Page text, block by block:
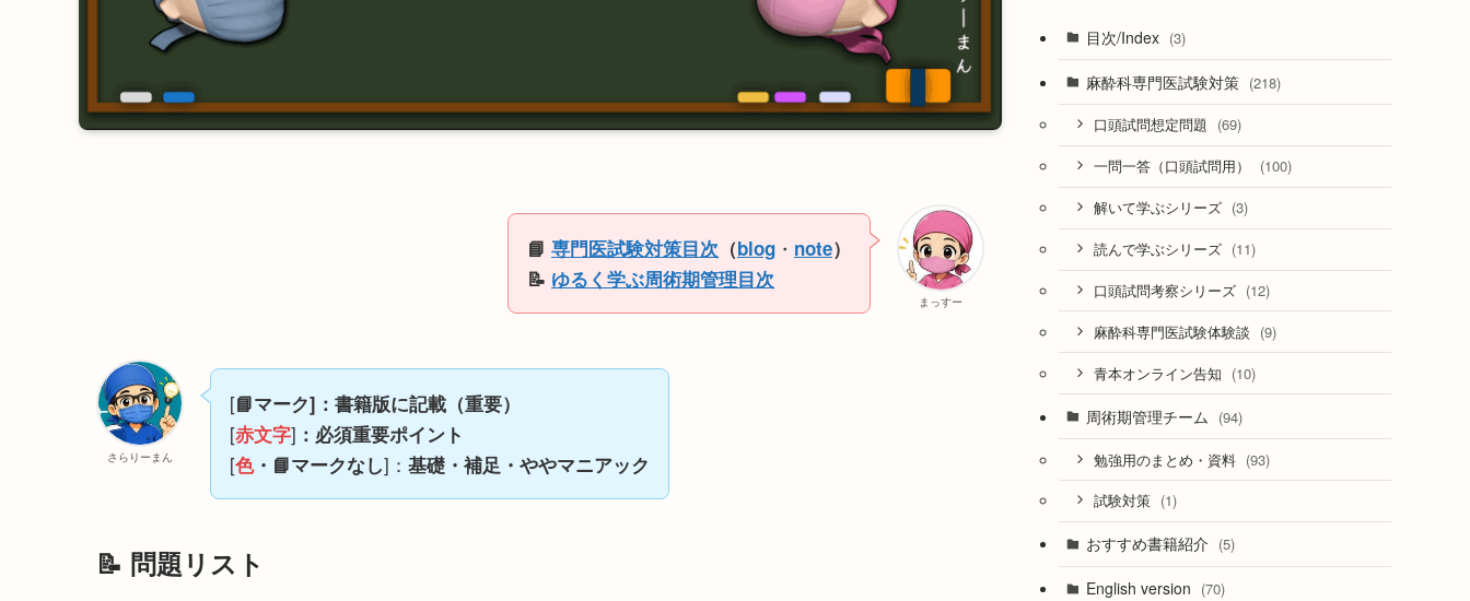
まっすー
📘 専門医試験対策目次 （blog ・ note）
📝 ゆるく学ぶ周術期管理目次
さらりーまん
[📘マーク]：書籍版に記載（重要）
[赤文字] ：必須重要ポイント
[色・📘マークなし]： 基礎・補足・ややマニアック
📝 問題リスト
目次/Index (3)
麻酔科専門医試験対策 (218)
口頭試問想定問題 (69)
一問一答（口頭試問用） (100)
解いて学ぶシリーズ (3)
読んで学ぶシリーズ (11)
口頭試問考察シリーズ (12)
麻酔科専門医試験体験談 (9)
青本オンライン告知 (10)
周術期管理チーム (94)
勉強用のまとめ・資料 (93)
試験対策 (1)
おすすめ書籍紹介 (5)
English version (70)